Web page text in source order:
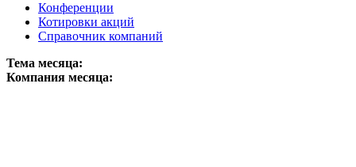
Конференции
Котировки акций
Справочник компаний
Тема месяца:
Компания месяца: